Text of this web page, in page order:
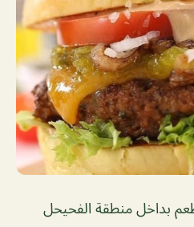
بداخل منطقة الفحيحل